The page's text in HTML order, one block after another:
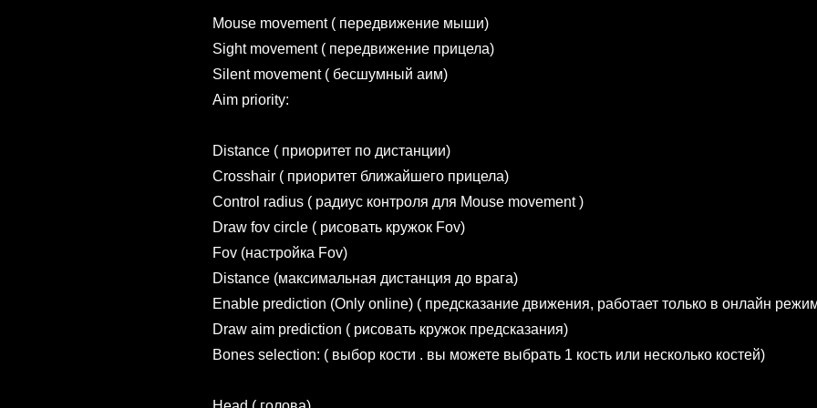
Mouse movement ( передвижение мыши)
Sight movement ( передвижение прицела)
Silent movement ( бесшумный аим)
Aim priority:
Distance ( приоритет по дистанции)
Crosshair ( приоритет ближайшего прицела)
Control radius ( радиус контроля для Mouse movement )
Draw fov circle ( рисовать кружок Fov)
Fov (настройка Fov)
Distance (максимальная дистанция до врага)
Enable prediction (Only online) ( предсказание движения, работает только в онлайн
Draw aim prediction ( рисовать кружок предсказания)
Bones selection: ( выбор кости . вы можете выбрать 1 кость или несколько костей)